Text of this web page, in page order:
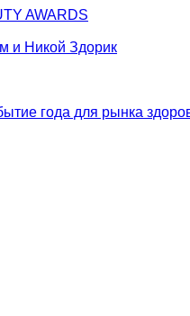
AWARDS
и Никой Здорик
года для рынка